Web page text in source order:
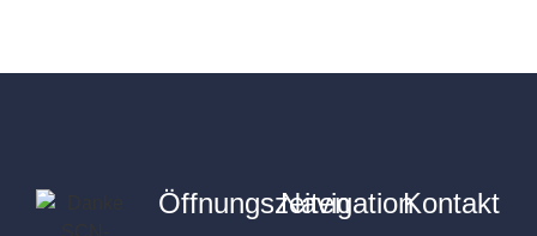
Öffnungszeiten
NavigationKontakt